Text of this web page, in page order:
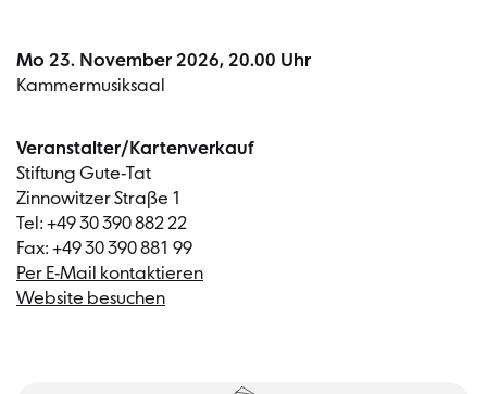
Mo 23. November 2026, 20.00 Uhr
Kammermusiksaal
Veranstalter/Kartenverkauf
Stiftung Gute-Tat
Zinnowitzer Straße 1
Tel: +49 30 390 882 22
Fax: +49 30 390 881 99
Per E-Mail kontaktieren
Website besuchen